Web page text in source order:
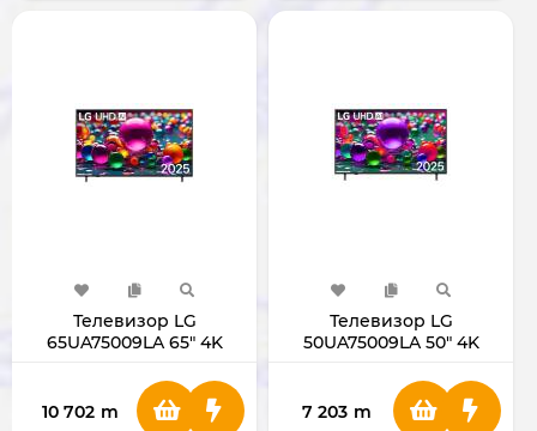
Телевизор LG
65UA75009LA 65" 4K
TV
10 702 m
Телевизор LG
50UA75009LA 50" 4K
TV
7 203 m